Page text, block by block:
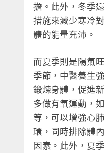
擔。此外，冬季
措施來減少寒冷
體的能量充沛。
而夏季則是陽氣
季節，中醫養生
鍛煉身體，促進
多做有氧運動，
等，可以增強心
環，同時排除體
因素。此外，夏